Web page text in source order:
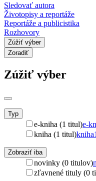
Sledovať autora
Životopisy a reportáže
Reportáže a publicistika
Rozhovory
Zúžiť výber
Zoradiť
Zúžiť výber
Typ
e-kniha (1 titul)e-
kniha (1 titul)kniha1
Zobraziť iba
novinky (0 titulov)
zľavnené tituly (0